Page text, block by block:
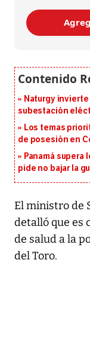
Naturgy
subestación
Los temas
de posesión en
Panamá supera
pide no bajar la
El ministro de
detalló que es
de salud a la
del Toro.